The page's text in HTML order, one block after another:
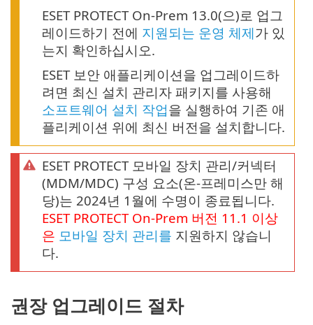
ESET PROTECT On-Prem 13.0(으)로 업그
레이드하기 전에 지원되는 운영 체제가 있
는지 확인하십시오.
ESET 보안 애플리케이션을 업그레이드하
려면 최신 설치 관리자 패키지를 사용해
소프트웨어 설치 작업을 실행하여 기존 애
플리케이션 위에 최신 버전을 설치합니다.
ESET PROTECT 모바일 장치 관리/커넥터
(MDM/MDC) 구성 요소(온-프레미스만 해
당)는 2024년 1월에 수명이 종료됩니다.
ESET PROTECT On-Prem 버전 11.1 이상
은 모바일 장치 관리를 지원하지 않습니
다.
권장 업그레이드 절차